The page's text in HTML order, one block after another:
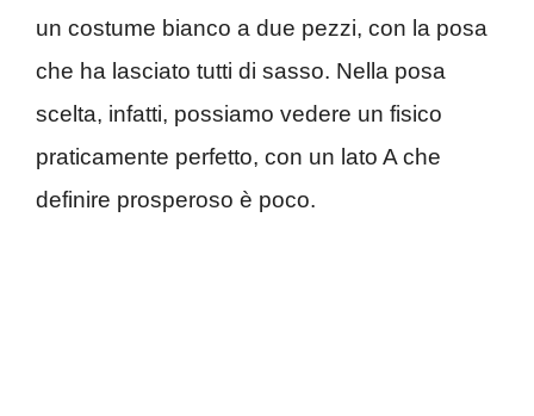
un costume bianco a due pezzi, con la posa
che ha lasciato tutti di sasso. Nella posa
scelta, infatti, possiamo vedere un fisico
praticamente perfetto, con un lato A che
definire prosperoso è poco.